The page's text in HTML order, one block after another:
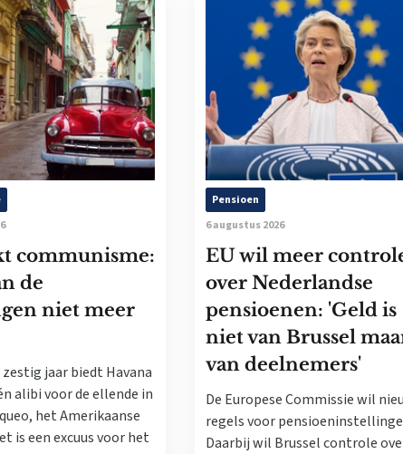
communisme:
de
niet meer
jaar biedt Havana
alibi voor de ellende in
het Amerikaanse
is een excuus voor het
Pensioen
6 augustus 2026
EU wil meer
over Nederlandse
pensioenen: 'Geld is
niet van Brussel
van deelnemers'
De Europese Commissie wil
regels voor
Daarbij wil Brussel controle